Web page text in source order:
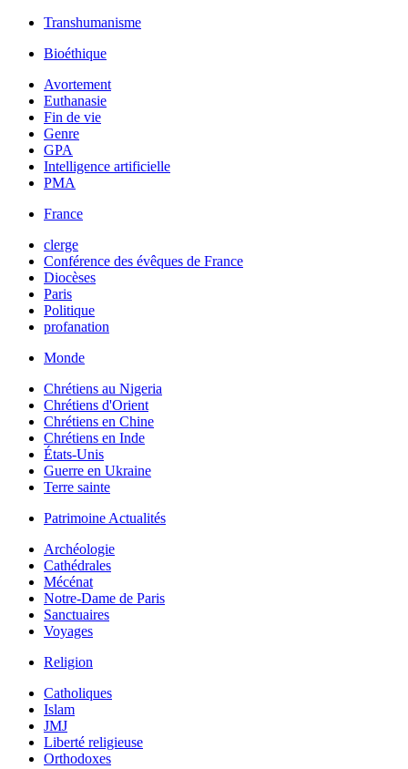
Transhumanisme
Bioéthique
Avortement
Euthanasie
Fin de vie
Genre
GPA
Intelligence artificielle
PMA
France
clerge
Conférence des évêques de France
Diocèses
Paris
Politique
profanation
Monde
Chrétiens au Nigeria
Chrétiens d'Orient
Chrétiens en Chine
Chrétiens en Inde
États-Unis
Guerre en Ukraine
Terre sainte
Patrimoine Actualités
Archéologie
Cathédrales
Mécénat
Notre-Dame de Paris
Sanctuaires
Voyages
Religion
Catholiques
Islam
JMJ
Liberté religieuse
Orthodoxes